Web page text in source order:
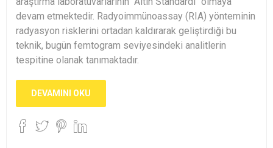
devam etmektedir. Radyoimmünoassay (RIA) yönteminin
radyasyon risklerini ortadan kaldırarak geliştirdiği bu
teknik, bugün femtogram seviyesindeki analitlerin
tespitine olanak tanımaktadır.
DEVAMINI OKU